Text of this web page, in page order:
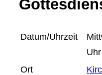
Datum/Uhrzeit
Ort